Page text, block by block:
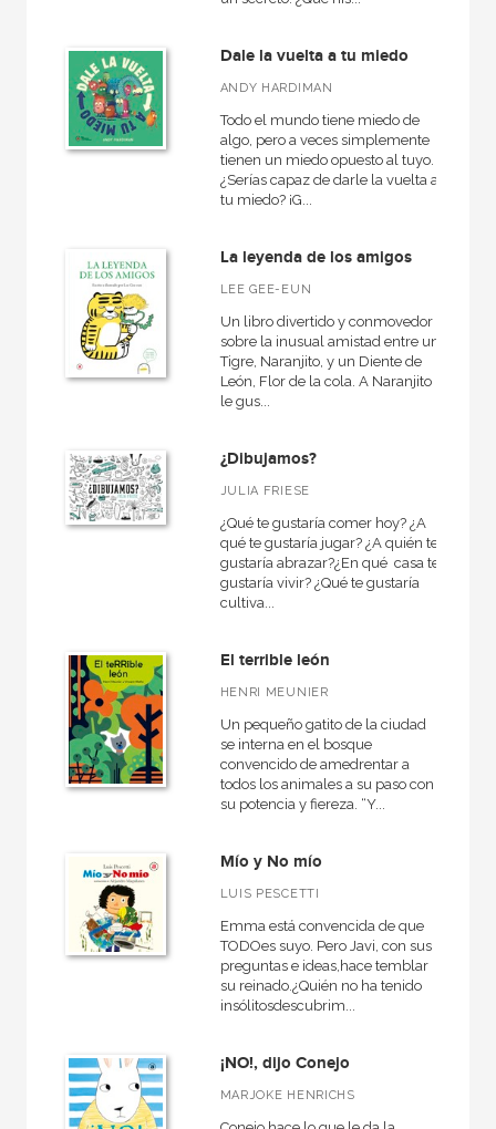
Dale la vuelta a tu miedo
ANDY HARDIMAN
Todo el mundo tiene miedo de
algo, pero a veces simplemente
tienen un miedo opuesto al tuyo.
¿Serías capaz de darle la vuelta a
tu miedo? ¡G...
La leyenda de los amigos
LEE GEE-EUN
Un libro divertido y conmovedor
sobre la inusual amistad entre un
Tigre, Naranjito, y un Diente de
León, Flor de la cola. A Naranjito
le gus...
¿Dibujamos?
JULIA FRIESE
¿Qué te gustaría comer hoy? ¿A
qué te gustaría jugar? ¿A quién te
gustaría abrazar?¿En qué casa te
gustaría vivir? ¿Qué te gustaría
cultiva...
El terrible león
HENRI MEUNIER
Un pequeño gatito de la ciudad
se interna en el bosque
convencido de amedrentar a
todos los animales a su paso con
su potencia y fiereza. “Y...
Mío y No mío
LUIS PESCETTI
Emma está convencida de que
TODOes suyo. Pero Javi, con sus
preguntas e ideas,hace temblar
su reinado.¿Quién no ha tenido
insólitosdescubrim...
¡NO!, dijo Conejo
MARJOKE HENRICHS